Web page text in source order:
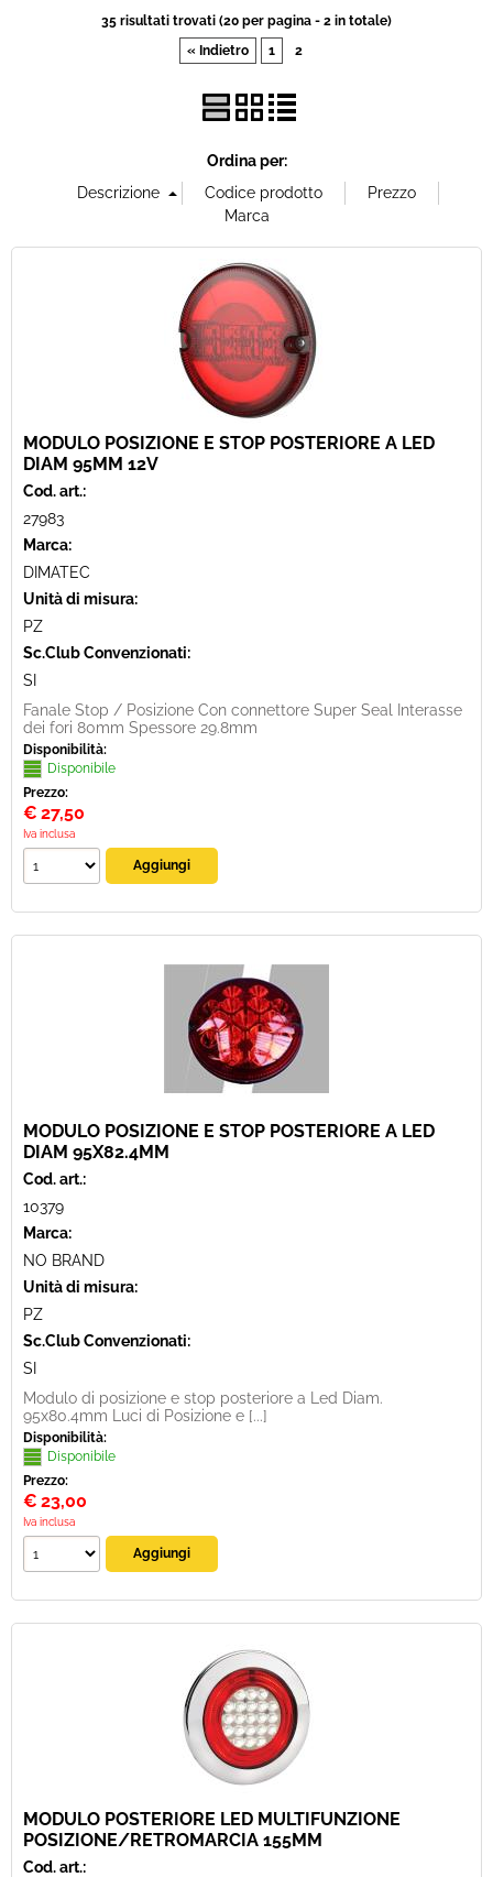
Offerte Del mese
Fineserie e Occasioni
Convenzioni
La nostra Officina
Veicoli Pronta consegna
Lavora Con Noi
35 risultati trovati (20 per pagina - 2 in totale)
« Indietro
1 2
Ordina per:
MODULO POSIZIONE E STOP POSTERIORE A LED
DIAM 95MM 12V
Cod. art.:
27983
Marca:
DIMATEC
Unità di misura:
PZ
Sc.Club Convenzionati:
SI
Fanale Stop / Posizione Con connettore Super Seal Interasse
dei fori 80mm Spessore 29.8mm
Disponibilità:
Disponibile
Prezzo:
€ 27,50
Iva inclusa
MODULO POSIZIONE E STOP POSTERIORE A LED
DIAM 95X82.4MM
Cod. art.:
10379
Marca:
NO BRAND
Unità di misura:
PZ
Sc.Club Convenzionati:
SI
Modulo di posizione e stop posteriore a Led Diam.
95x80.4mm Luci di Posizione e [...]
Disponibilità:
Disponibile
Prezzo:
€ 23,00
Iva inclusa
MODULO POSTERIORE LED MULTIFUNZIONE
POSIZIONE/RETROMARCIA 155MM
Cod. art.: